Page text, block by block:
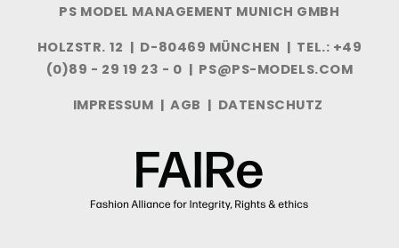
PS MODEL MANAGEMENT MUNICH GMBH
HOLZSTR. 12 | D-80469 MÜNCHEN | TEL.: +49
(0)89 - 29 19 23 - 0 | PS@PS-MODELS.COM
IMPRESSUM |AGB | DATENSCHUTZ